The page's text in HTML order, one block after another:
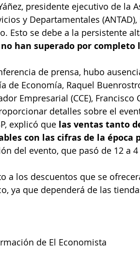
presidente ejecutivo de la
y Departamentales
Esto se debe a la persistente
han superado por completo
de prensa, hubo
de Economía, Raquel
Empresarial (CCE),
detalles sobre el
explicó que las ventas tanto
con las cifras de la época
del evento, que pasó de 12 a
a los descuentos que se
ya que dependerá de las
de El Economista